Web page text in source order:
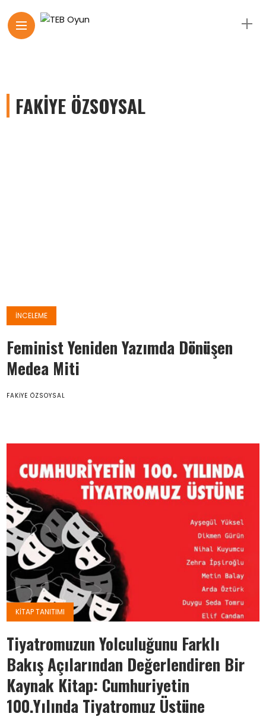
FAKIYE ÖZSOYSAL
İNCELEME
Feminist Yeniden Yazımda Dönüşen
Medea Miti
FAKIYE ÖZSOYSAL
KITAP TANITIMI
Tiyatromuzun Yolculuğunu Farklı
Bakış Açılarından Değerlendiren Bir
Kaynak Kitap: Cumhuriyetin
100.Yılında Tiyatromuz Üstüne